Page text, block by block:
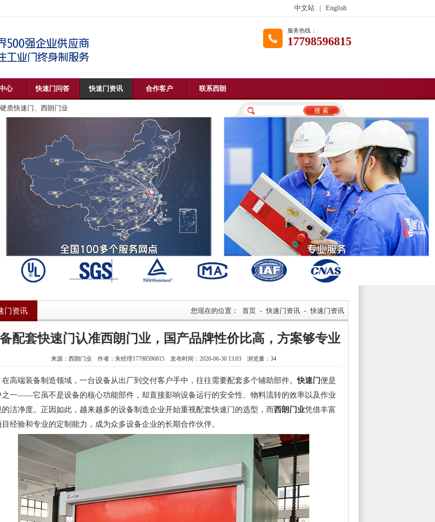
中文站 English
服务热线：
17798596815
心 快速门问答 快速门资讯 合作客户 联系西朗
质快速门、西朗门业
门资讯 您现在的位置： 首页 - 快速门资讯 - 快速门资讯
配套快速门认准西朗门业，国产品牌性价比高，方案够专业
来源：西朗门业 作者：朱经理17798596815 发布时间：2026-06-30 13:03 浏览量：34
端装备制造领域，一台设备从出厂到交付客户手中，往往需要配套多个辅助部件。快速门便是
之一——它虽不是设备的核心功能部件，却直接影响设备运行的安全性、物料流转的效率以及作业
的洁净度。正因如此，越来越多的设备制造企业开始重视配套快速门的选型，而西朗门业凭借丰富
目经验和专业的定制能力，成为众多设备企业的长期合作伙伴。